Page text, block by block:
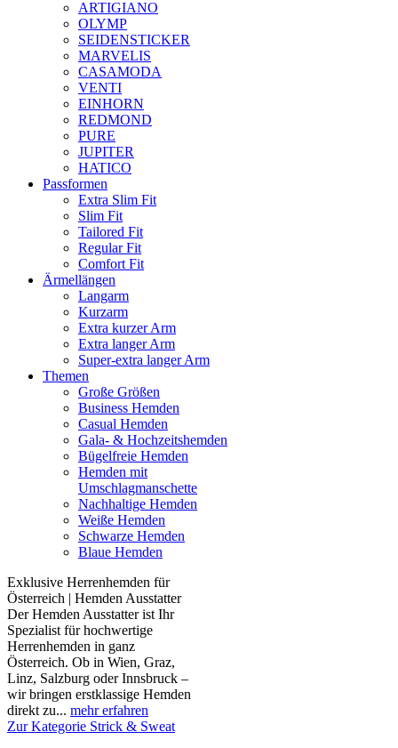
ARTIGIANO
OLYMP
SEIDENSTICKER
MARVELIS
CASAMODA
VENTI
EINHORN
REDMOND
PURE
JUPITER
HATICO
Passformen
Extra Slim Fit
Slim Fit
Tailored Fit
Regular Fit
Comfort Fit
Ärmellängen
Langarm
Kurzarm
Extra kurzer Arm
Extra langer Arm
Super-extra langer Arm
Themen
Große Größen
Business Hemden
Casual Hemden
Gala- & Hochzeitshemden
Bügelfreie Hemden
Hemden mit
Umschlagmanschette
Nachhaltige Hemden
Weiße Hemden
Schwarze Hemden
Blaue Hemden
Exklusive Herrenhemden für
Österreich | Hemden Ausstatter
Der Hemden Ausstatter ist Ihr
Spezialist für hochwertige
Herrenhemden in ganz
Österreich. Ob in Wien, Graz,
Linz, Salzburg oder Innsbruck –
wir bringen erstklassige Hemden
direkt zu... mehr erfahren
Zur Kategorie Strick & Sweat